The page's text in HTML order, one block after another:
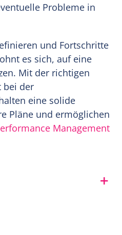
Probleme in
und Fortschritte
es sich, auf eine
Mit der richtigen
bei der
eine solide
Pläne und ermöglichen
Management